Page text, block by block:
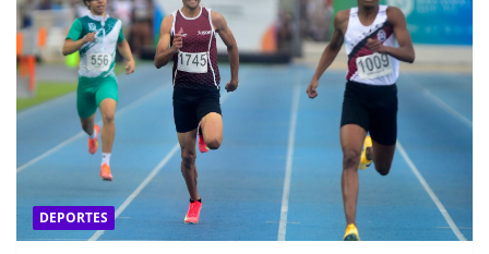
DEPORTES